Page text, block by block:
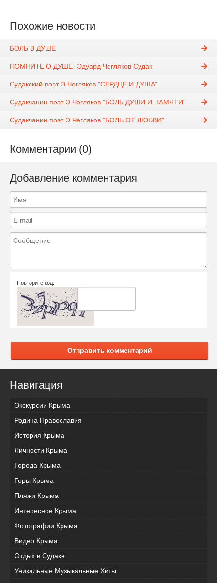
Похожие новости
БОЛЬ В ДУШЕ
ПОМНИТЕ О ДУШЕ- Эдуард Чегляков Судак
Судакский поэт Э.Чегляков "СЕРДЦЕ И ДУША"
Судакчанин поэт Э.Чегляков "БОЛЬ ДУШИ И ПАМЯТИ"
Судакчанин поэт Э.Чегляков "БОЛЬ ОТ ЛЮБВИ"
Комментарии (0)
Добавление комментария
Повторите код:
Отправить комментарий
Навигация
Экскурсии Крыма
Родина Православия
История Крыма
Личности Крыма
Города Крыма
Горы Крыма
Пляжи Крыма
Интересное Крыма
Фотографии Крыма
Видео Крыма
Отдых в Судаке
Уникальные Музыкальные Хиты